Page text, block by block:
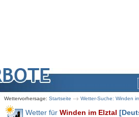
Wettervorhersage: Startseite Wetter-Suche: Winden
Wetter für Winden im Elztal